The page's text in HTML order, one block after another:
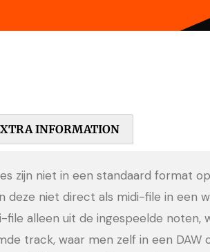
INFORMATION
zijn niet in een standaard format
deze niet direct als midi-file in een
file alleen uit de ingespeelde noten,
track, waar men zelf in een DAW